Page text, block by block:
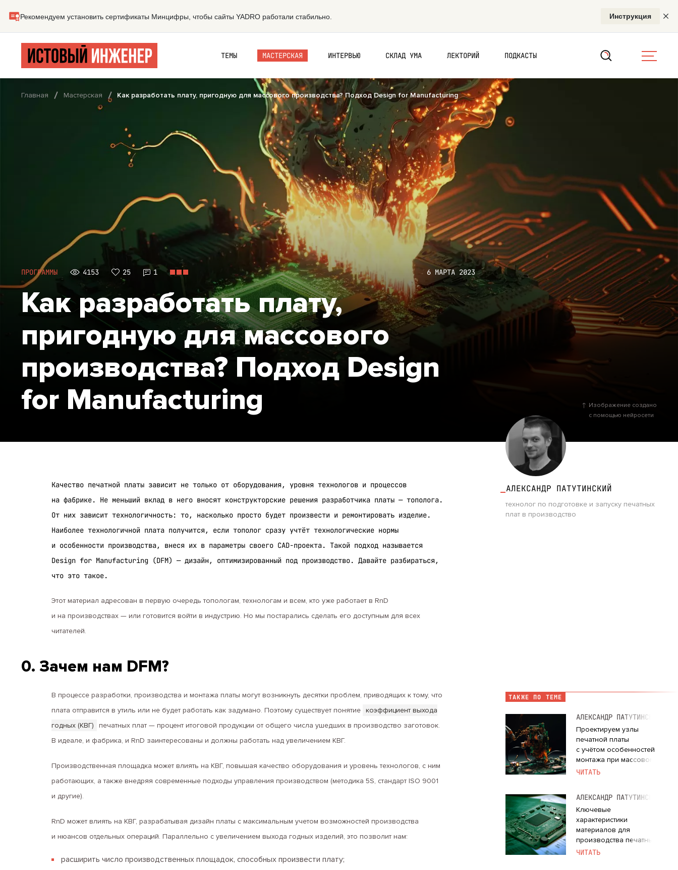
ТЕМЫ МАСТЕРСКАЯ ИНТЕРВЬЮ СКЛАД УМА ЛЕКТОРИЙ ПОДКАСТЫ
Главная Мастерская Как разработать плату, пригодную для массового производства? Подход Design for Manufacturing
ПРОГРАММЫ 4153 25 1 6 МАРТА 2023
Как разработать плату,
пригодную для массового
производства? Подход Design
for Manufacturing
Изображение создано
с помощью нейросети
Качество печатной платы зависит не только от оборудования, уровня технологов и процессов
на фабрике. Не меньший вклад в него вносят конструкторские решения разработчика платы — тополога.
От них зависит технологичность: то, насколько просто будет произвести и ремонтировать изделие.
Наиболее технологичной плата получится, если тополог сразу учтёт технологические нормы
и особенности производства, внеся их в параметры своего CAD-проекта. Такой подход называется
Design for Manufacturing (DFM) — дизайн, оптимизированный под производство. Давайте разбираться,
что это такое.
АЛЕКСАНДР ПАТУТИНСКИЙ
технолог по подготовке и запуску печатных
плат в производство
Этот материал адресован в первую очередь топологам, технологам и всем, кто уже работает в RnD
и на производствах — или готовится войти в индустрию. Но мы постарались сделать его доступным для всех
читателей.
0. Зачем нам DFM?
ТАКЖЕ ПО ТЕМЕ
АЛЕКСАНДР ПАТУТИНСКИЙ
Проектируем узлы
печатной платы
с учётом особенностей
монтажа при массовом
производстве. Подход
ЧИТАТЬ
АЛЕКСАНДР ПАТУТИНСКИЙ
Ключевые
характеристики
материалов для
производства печатных
плат
ЧИТАТЬ
В процессе разработки, производства и монтажа платы могут возникнуть десятки проблем, приводящих к тому, что
плата отправится в утиль или не будет работать как задумано. Поэтому существует понятие
коэффициент выхода
годных (КВГ)
печатных плат — процент итоговой продукции от общего числа ушедших в производство заготовок.
В идеале, и фабрика, и RnD заинтересованы и должны работать над увеличением КВГ.
Производственная площадка может влиять на КВГ, повышая качество оборудования и уровень технологов, с ним
работающих, а также внедряя современные подходы управления производством (методика 5S, стандарт ISO 9001
и другие).
RnD может влиять на КВГ, разрабатывая дизайн платы с максимальным учетом возможностей производства
и нюансов отдельных операций. Параллельно с увеличением выхода годных изделий, это позволит нам:
расширить число производственных площадок, способных произвести плату;